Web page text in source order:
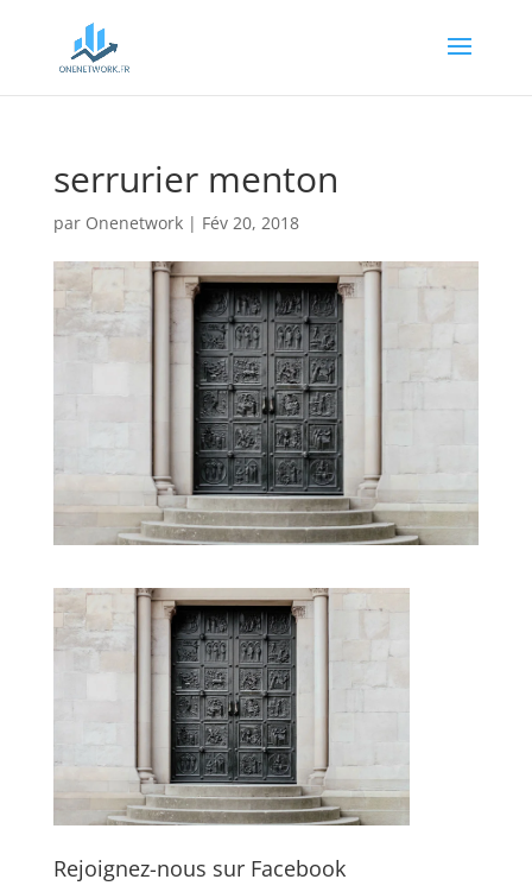
serrurier menton
par Onenetwork| Fév 20, 2018
Rejoignez-nous sur Facebook